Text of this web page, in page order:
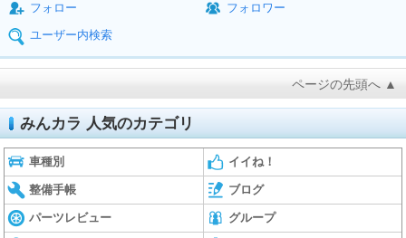
フォロー
フォロワー
ユーザー内検索
ページの先頭へ ▲
みんカラ 人気のカテゴリ
車種別 イイね！
整備手帳 ブログ
パーツレビュー グループ